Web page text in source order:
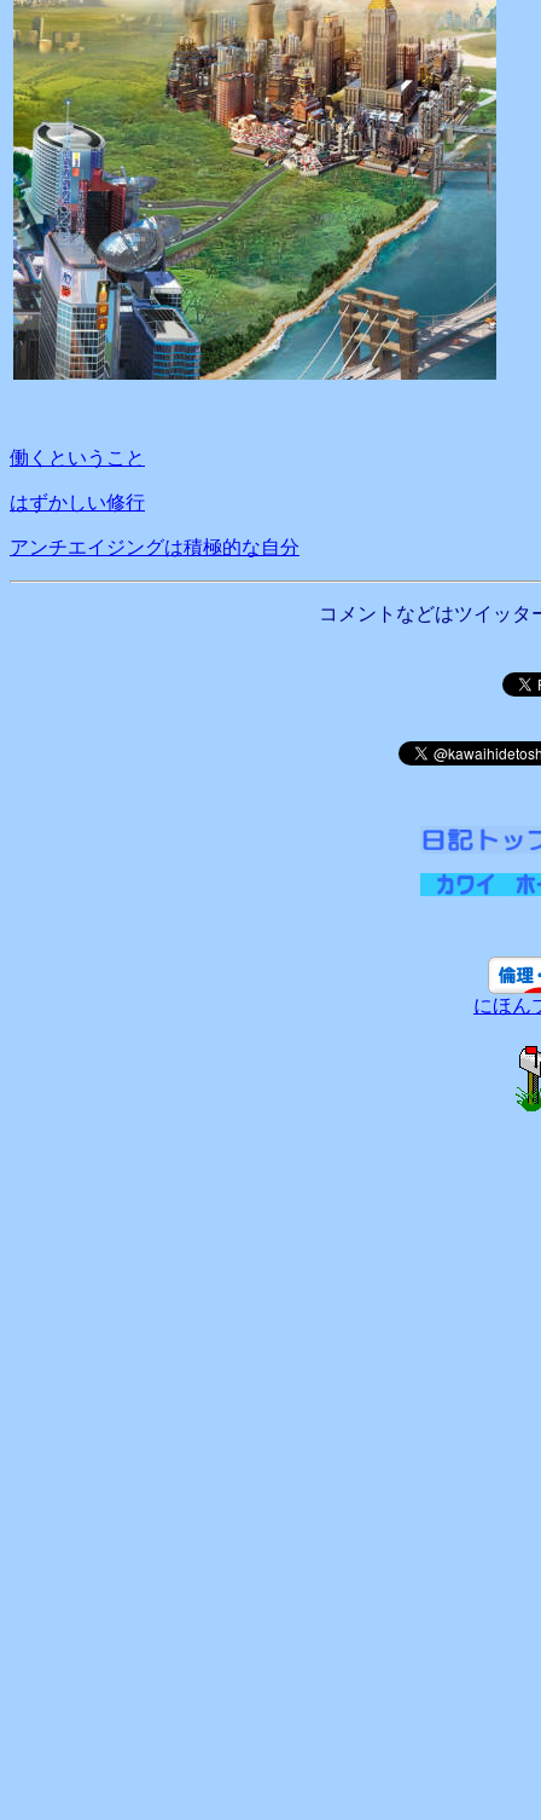
働くということ
はずかしい修行
アンチエイジングは積極的な自分
コメントなどはツイッタ
にほん